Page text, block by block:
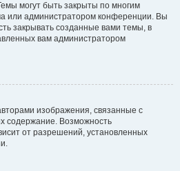
могут быть закрыты по многим
или администратором конференции. Вы
закрывать созданные вами темы, в
вам администратором
изображения, связанные с
содержание. Возможность
от разрешений, установленных